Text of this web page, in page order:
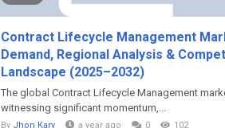
Contract Lifecycle Management
Demand, Regional Analysis &
Landscape (2025–2032)
The global Contract Lifecycle Management
witnessing significant momentum,...
By Jhon Kary a year ago 0 102